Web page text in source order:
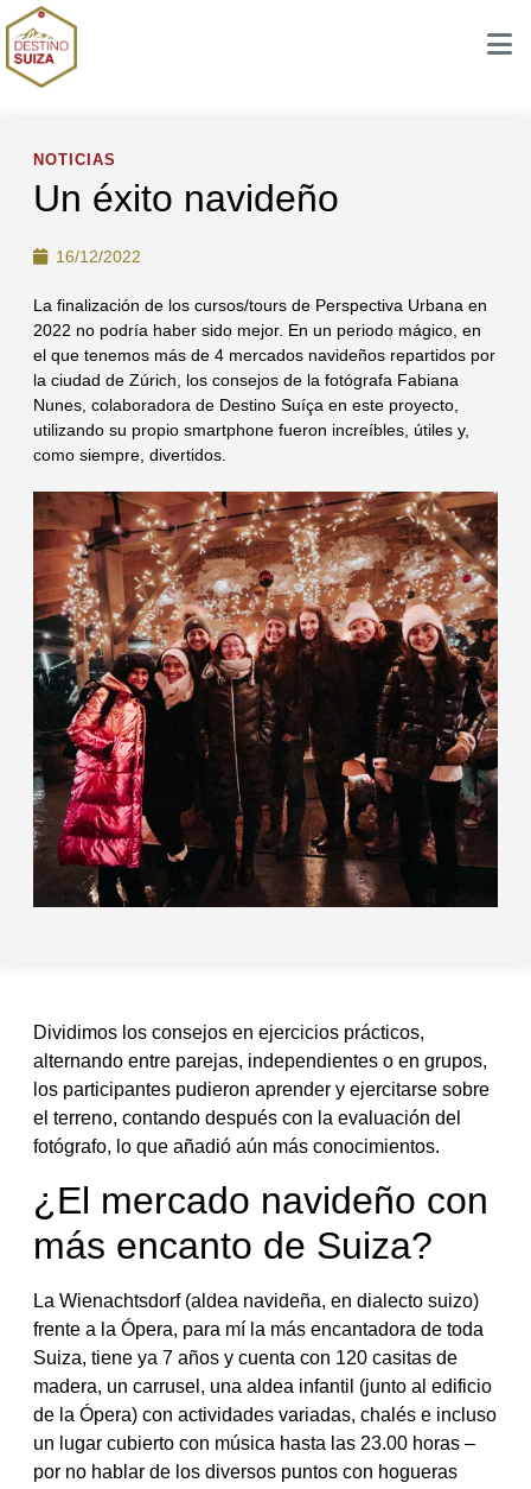
NOTICIAS
Un éxito navideño
16/12/2022
La finalización de los cursos/tours de Perspectiva Urbana en
2022 no podría haber sido mejor. En un periodo mágico, en
el que tenemos más de 4 mercados navideños repartidos por
la ciudad de Zúrich, los consejos de la fotógrafa Fabiana
Nunes, colaboradora de Destino Suíça en este proyecto,
utilizando su propio smartphone fueron increíbles, útiles y,
como siempre, divertidos.
Dividimos los consejos en ejercicios prácticos,
alternando entre parejas, independientes o en grupos,
los participantes pudieron aprender y ejercitarse sobre
el terreno, contando después con la evaluación del
fotógrafo, lo que añadió aún más conocimientos.
¿El mercado navideño con
más encanto de Suiza?
La Wienachtsdorf (aldea navideña, en dialecto suizo)
frente a la Ópera, para mí la más encantadora de toda
Suiza, tiene ya 7 años y cuenta con 120 casitas de
madera, un carrusel, una aldea infantil (junto al edificio
de la Ópera) con actividades variadas, chalés e incluso
un lugar cubierto con música hasta las 23.00 horas –
por no hablar de los diversos puntos con hogueras